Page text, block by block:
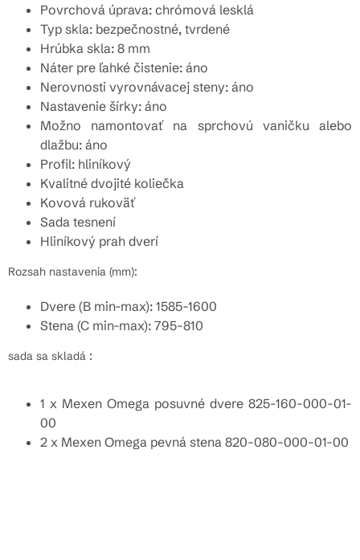
Povrchová úprava: chrómová lesklá
Typ skla: bezpečnostné, tvrdené
Hrúbka skla: 8 mm
Náter pre ľahké čistenie: áno
Nerovnosti vyrovnávacej steny: áno
Nastavenie šírky: áno
Možno namontovať na sprchovú vaničku alebo
dlažbu: áno
Profil: hliníkový
Kvalitné dvojité koliečka
Kovová rukoväť
Sada tesnení
Hliníkový prah dverí
Rozsah nastavenia (mm):
Dvere (B min-max): 1585-1600
Stena (C min-max): 795-810
sada sa skladá :
1 x Mexen Omega posuvné dvere 825-160-000-01-
00
2 x Mexen Omega pevná stena 820-080-000-01-00